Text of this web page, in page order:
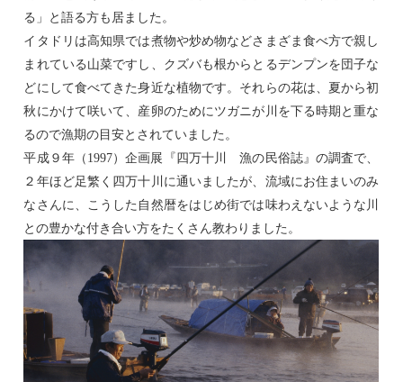
る」と語る方も居ました。
イタドリは高知県では煮物や炒め物などさまざま食べ方で親し
まれている山菜ですし、クズバも根からとるデンプンを団子な
どにして食べてきた身近な植物です。それらの花は、夏から初
秋にかけて咲いて、産卵のためにツガニが川を下る時期と重な
るので漁期の目安とされていました。
平成９年（ 1997）企画展『四万十川 漁の民俗誌』の調査で、
２年ほど足繁く四万十川に通いましたが、流域にお住まいのみ
なさんに、こうした自然暦をはじめ街では味わえないような川
との豊かな付き合い方をたくさん教わりました。